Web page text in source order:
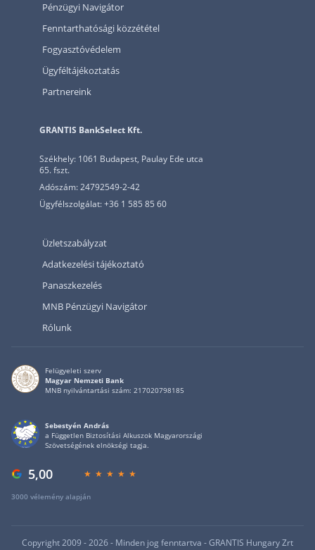
Pénzügyi Navigátor
Fenntarthatósági közzététel
Fogyasztóvédelem
Ügyféltájékoztatás
Partnereink
GRANTIS BankSelect Kft.
Székhely: 1061 Budapest, Paulay Ede utca
65. fszt.
Adószám: 24792549-2-42
Ügyfélszolgálat: +36 1 585 85 60
Üzletszabályzat
Adatkezelési tájékoztató
Panaszkezelés
MNB Pénzügyi Navigátor
Rólunk
Felügyeleti szerv
Magyar Nemzeti Bank
MNB nyilvántartási szám: 217020798185
Sebestyén András
a Független Biztosítási Alkuszok Magyarországi
Szövetségének elnökségi tagja.
5,00
3000 vélemény alapján
Copyright 2009 - 2026 - Minden jog fenntartva - GRANTIS Hungary Zrt